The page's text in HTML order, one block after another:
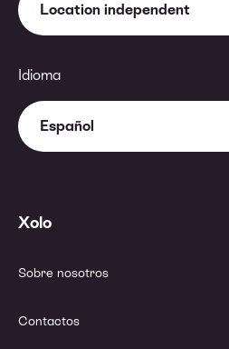
Location independent
Idioma
Español
Xolo
Sobre nosotros
Contactos